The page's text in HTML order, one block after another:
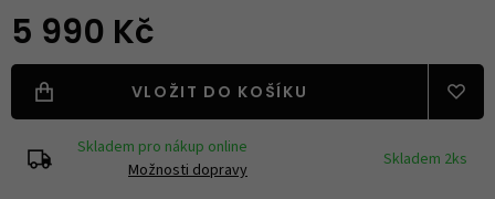
5 990 Kč
VLOŽIT DO KOŠÍKU
Skladem pro nákup online
Možnosti dopravy
Skladem 2ks